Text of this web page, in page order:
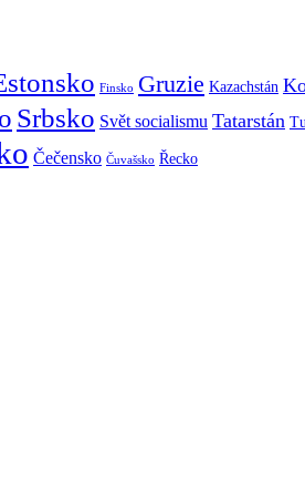
Finsko Gruzie Kazachstán
Srbsko Svět socialismu Tatarstán
Čečensko Čuvašsko Řecko